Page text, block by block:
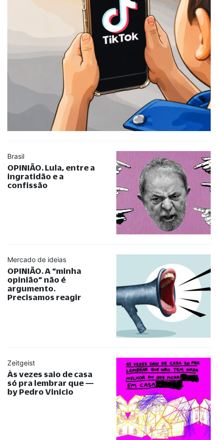
Brasil
OPINIÃO. Lula, entre a
ingratidão e a
confissão
Mercado de ideias
OPINIÃO. A “minha
opinião” não é
argumento.
Precisamos reagir
Zeitgeist
Às vezes saio de casa
só pra lembrar que —
by Pedro Vinicio